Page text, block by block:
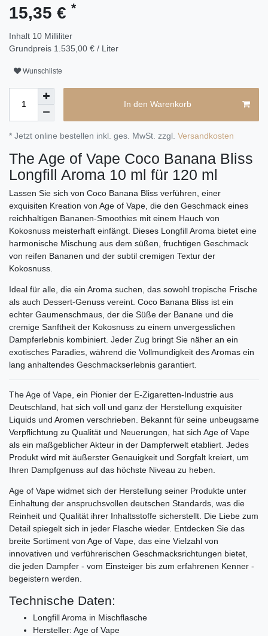
15,35 € *
Inhalt 10 Milliliter
Grundpreis 1.535,00 € / Liter
Wunschliste
In den Warenkorb
* Jetzt online bestellen inkl. ges. MwSt. zzgl. Versandkosten
The Age of Vape Coco Banana Bliss
Longfill Aroma 10 ml für 120 ml
Lassen Sie sich von Coco Banana Bliss verführen, einer
exquisiten Kreation von Age of Vape, die den Geschmack eines
reichhaltigen Bananen-Smoothies mit einem Hauch von
Kokosnuss meisterhaft einfängt. Dieses Longfill Aroma bietet eine
harmonische Mischung aus dem süßen, fruchtigen Geschmack
von reifen Bananen und der subtil cremigen Textur der
Kokosnuss.
Ideal für alle, die ein Aroma suchen, das sowohl tropische Frische
als auch Dessert-Genuss vereint. Coco Banana Bliss ist ein
echter Gaumenschmaus, der die Süße der Banane und die
cremige Sanftheit der Kokosnuss zu einem unvergesslichen
Dampferlebnis kombiniert. Jeder Zug bringt Sie näher an ein
exotisches Paradies, während die Vollmundigkeit des Aromas ein
lang anhaltendes Geschmackserlebnis garantiert.
The Age of Vape, ein Pionier der E-Zigaretten-Industrie aus
Deutschland, hat sich voll und ganz der Herstellung exquisiter
Liquids und Aromen verschrieben. Bekannt für seine unbeugsame
Verpflichtung zu Qualität und Neuerungen, hat sich Age of Vape
als ein maßgeblicher Akteur in der Dampferwelt etabliert. Jedes
Produkt wird mit äußerster Genauigkeit und Sorgfalt kreiert, um
Ihren Dampfgenuss auf das höchste Niveau zu heben.
Age of Vape widmet sich der Herstellung seiner Produkte unter
Einhaltung der anspruchsvollen deutschen Standards, was die
Reinheit und Qualität ihrer Inhaltsstoffe sicherstellt. Die Liebe zum
Detail spiegelt sich in jeder Flasche wieder. Entdecken Sie das
breite Sortiment von Age of Vape, das eine Vielzahl von
innovativen und verführerischen Geschmacksrichtungen bietet,
die jeden Dampfer - vom Einsteiger bis zum erfahrenen Kenner -
begeistern werden.
Technische Daten:
Longfill Aroma in Mischflasche
Hersteller: Age of Vape